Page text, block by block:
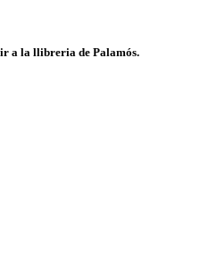
a la llibreria de Palamós.